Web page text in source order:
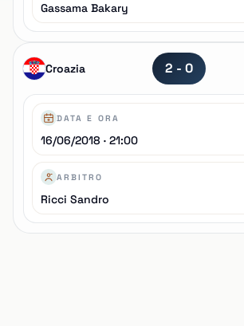
Gassama Bakary
Croazia 2 - 0
DATA E ORA
16/06/2018 · 21:00
ARBITRO
Ricci Sandro